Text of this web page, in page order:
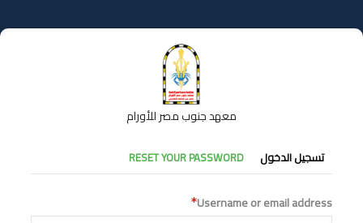
إلى
المحتوى
معهد جنوب مصر للأورام
التبويبات
الأساسية
تسجيل الدخول RESET YOUR PASSWORD
Username or email address